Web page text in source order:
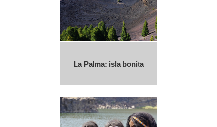
La Palma: isla bonita